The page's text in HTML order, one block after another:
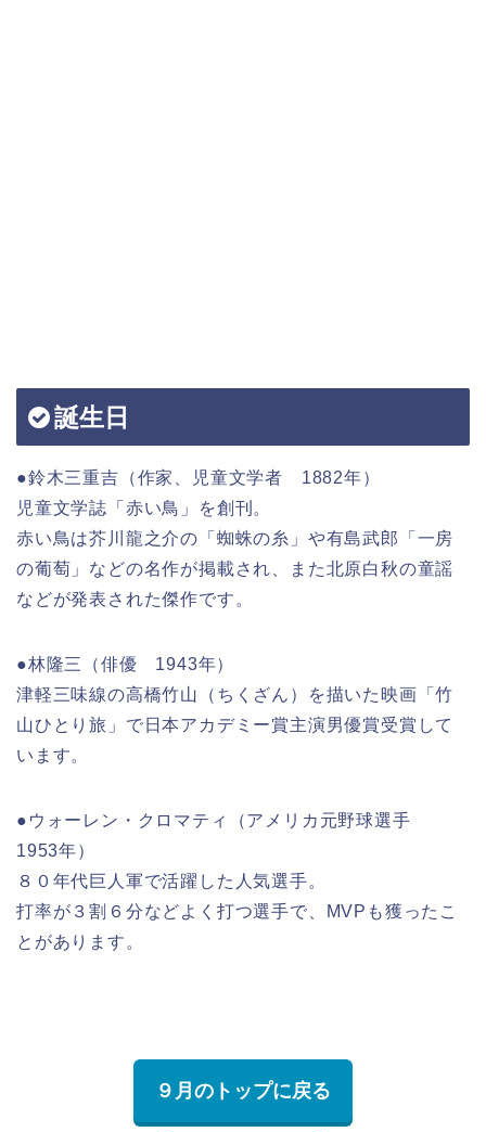
誕生日
●鈴木三重吉（作家、児童文学者 1882年）
児童文学誌「赤い鳥」を創刊。
赤い鳥は芥川龍之介の「蜘蛛の糸」や有島武郎「一房
の葡萄」などの名作が掲載され、また北原白秋の童謡
などが発表された傑作です。
●林隆三（俳優 1943年）
津軽三味線の高橋竹山（ちくざん）を描いた映画「竹
山ひとり旅」で日本アカデミー賞主演男優賞受賞して
います。
●ウォーレン・クロマティ（アメリカ元野球選手
1953年）
８０年代巨人軍で活躍した人気選手。
打率が３割６分などよく打つ選手で、MVPも獲ったこ
とがあります。
９月のトップに戻る